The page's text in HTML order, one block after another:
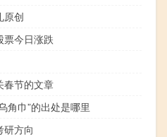
原创
票今日涨跌
春节的文章
角巾”的出处是哪里
研方向